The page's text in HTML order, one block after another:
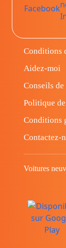
Conditions
Aidez-moi
Conseils
Politique
Conditions
Contactez-
Voitures